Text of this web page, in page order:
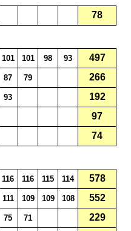
78
101 101 98 93 497
87 79 266
93 192
97
74
116 116 115 114 578
111 109 109 108 552
75 71 229